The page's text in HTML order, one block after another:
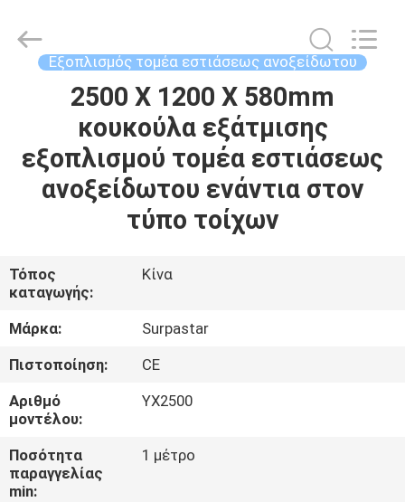
ΠΡΟΪΌΝΤΑ
ΠΕΡΊΠΟΥ
ΕΜΕΊΣ
ΓΎΡΟΣ
ΕΡΓΟΣΤΑΣΊΩΝ
ΠΟΙΟΤΙΚΌΣ
ΈΛΕΓΧΟΣ
equipments
limited.
Εξοπλισμός τομέα εστιάσεως ανοξείδωτου
2500 X 1200 X 580mm
κουκούλα εξάτμισης
εξοπλισμού τομέα εστιάσεως
ανοξείδωτου ενάντια στον
τύπο τοίχων
Τόπος
καταγωγής:
Κίνα
Μάρκα:
Surpastar
Πιστοποίηση:
CE
Αριθμό
μοντέλου:
YX2500
Ποσότητα
παραγγελίας
min:
1 μέτρο